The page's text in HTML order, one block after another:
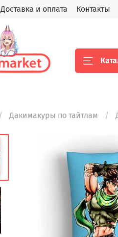
Доставка и оплата Контакты
Дакимакуры по тайтлам